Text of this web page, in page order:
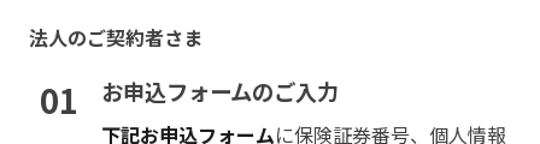
法人のご契約者さま
01 お申込フォームのご入力
下記お申込フォームに保険証券番号、個人情報